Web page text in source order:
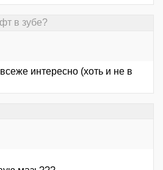
в зубе?
интересно (хоть и не в